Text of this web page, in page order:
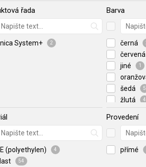
řada
System+ 2
Barva
černá
červená
jiné 1
šedá 5
žlutá 4
(polyethylen) 4
54
Provedení
přímé